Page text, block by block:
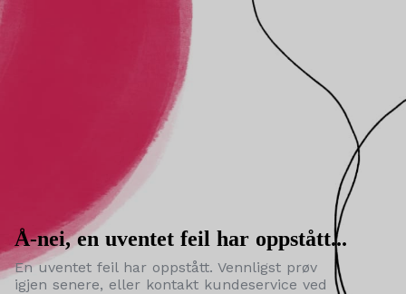
Å-nei, en uventet feil har oppstått...
En uventet feil har oppstått. Vennligst prøv
igjen senere, eller kontakt kundeservice ved